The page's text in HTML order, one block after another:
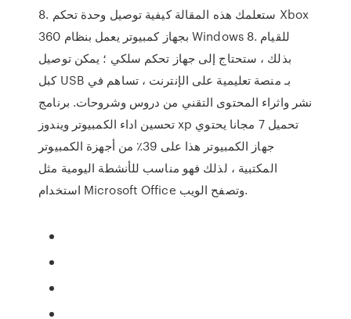
8. ستعلمك هذه المقالة كيفية توصيل وحدة تحكم Xbox
360 بجهاز كمبيوتر يعمل بنظام Windows 8. للقيام
بذلك ، ستحتاج إلى جهاز تحكم سلكي ؛ يمكن توصيل
كبل USB بـ منصة تعليمية على الإنترنت ، تساهم في
نشر واثراء المحتوى التقني من دروس وشروحات. برنامج
تحسين اداء الكمبيوتر ويندوز xp تحميل 7 مجانا يحتوي
جهاز الكمبيوتر هذا على 39٪ من أجهزة الكمبيوتر
المكتبية ، لذلك فهو مناسب للأنشطة اليومية مثل
استخدام Microsoft Office وتصفح الويب.